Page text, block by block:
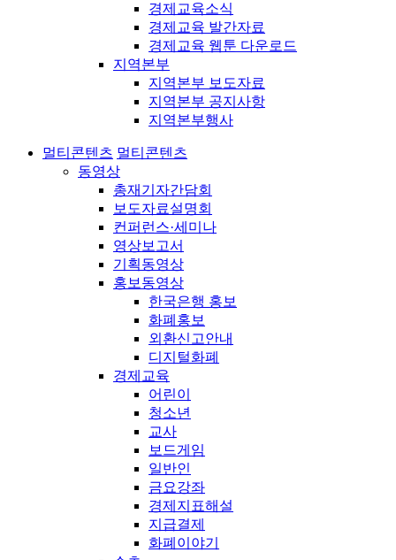
경제교육소식
경제교육 발간자료
경제교육 웹툰 다운로드
지역본부
지역본부 보도자료
지역본부 공지사항
지역본부행사
멀티콘텐츠 멀티콘텐츠
동영상
총재기자간담회
보도자료설명회
컨퍼런스·세미나
영상보고서
기획동영상
홍보동영상
한국은행 홍보
화폐홍보
외환신고안내
디지털화폐
경제교육
어린이
청소년
교사
보드게임
일반인
금요강좌
경제지표해설
지급결제
화폐이야기